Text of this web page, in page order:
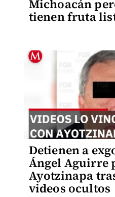
Michoacán
tienen fruta
Detienen a
Ángel Aguirre
Ayotzinapa
videos ocultos